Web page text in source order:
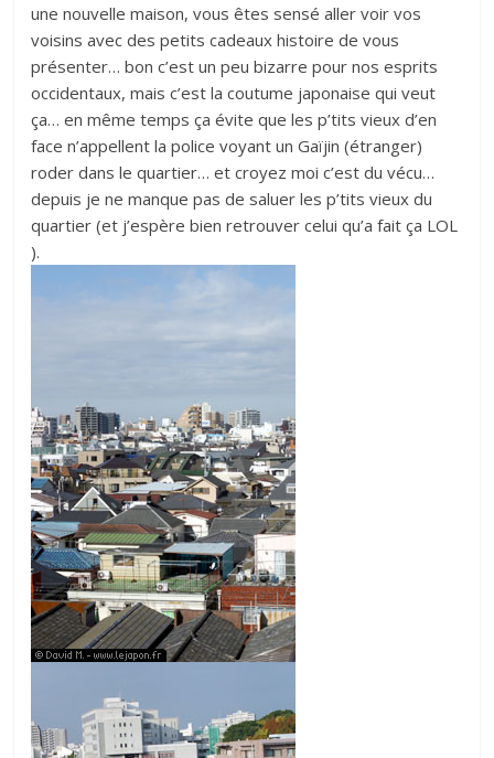
une nouvelle maison, vous êtes sensé aller voir vos
voisins avec des petits cadeaux histoire de vous
présenter… bon c’est un peu bizarre pour nos esprits
occidentaux, mais c’est la coutume japonaise qui veut
ça… en même temps ça évite que les p’tits vieux d’en
face n’appellent la police voyant un Gaïjin (étranger)
roder dans le quartier… et croyez moi c’est du vécu…
depuis je ne manque pas de saluer les p’tits vieux du
quartier (et j’espère bien retrouver celui qu’a fait ça LOL
).